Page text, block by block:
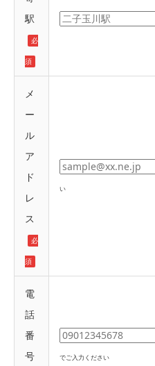
駅
必
須
メ
ー
ル
ア
ド
レ
ス
必
須
い
電
話
番
号
でご入力ください